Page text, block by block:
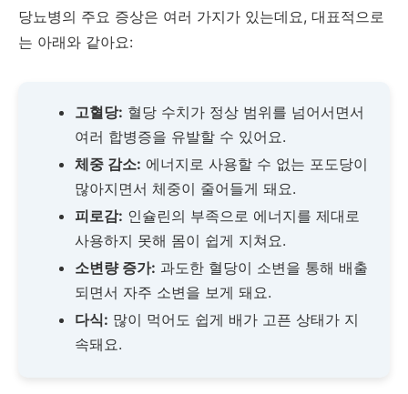
당뇨병의 주요 증상은 여러 가지가 있는데요, 대표적으로
는 아래와 같아요:
고혈당: 혈당 수치가 정상 범위를 넘어서면서
여러 합병증을 유발할 수 있어요.
체중 감소: 에너지로 사용할 수 없는 포도당이
많아지면서 체중이 줄어들게 돼요.
피로감: 인슐린의 부족으로 에너지를 제대로
사용하지 못해 몸이 쉽게 지쳐요.
소변량 증가: 과도한 혈당이 소변을 통해 배출
되면서 자주 소변을 보게 돼요.
다식: 많이 먹어도 쉽게 배가 고픈 상태가 지
속돼요.